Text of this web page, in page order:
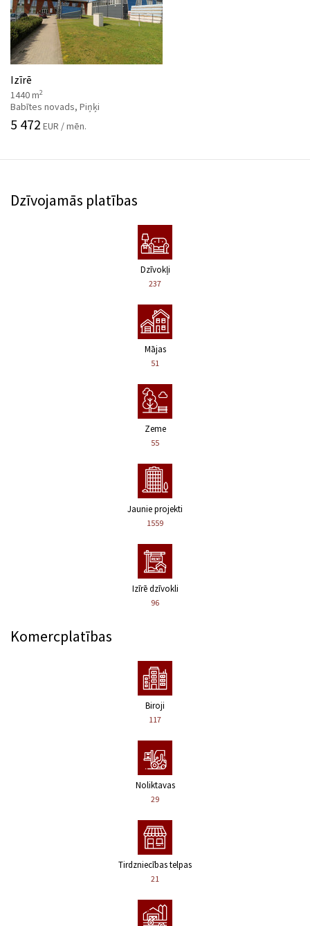
Izīrē
1440 m2
Babītes novads, Piņķi
5 472 EUR / mēn.
Dzīvojamās platības
Dzīvokļi
237
Mājas
51
Zeme
55
Jaunie projekti
1559
Izīrē dzīvokli
96
Komercplatības
Biroji
117
Noliktavas
29
Tirdzniecības telpas
21